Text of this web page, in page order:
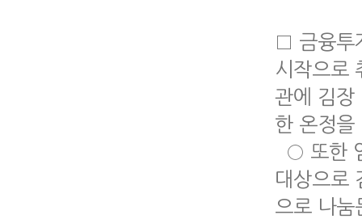
□ 금융투
시작으로
관에 김장
한 온정
○ 또한
대상으로
으로 나눔